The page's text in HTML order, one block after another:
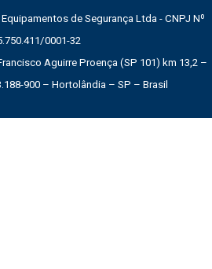
de Segurança Ltda - CNPJ Nº
0001-32
Aguirre Proença (SP 101) km 13,2 –
900 – Hortolândia – SP – Brasil